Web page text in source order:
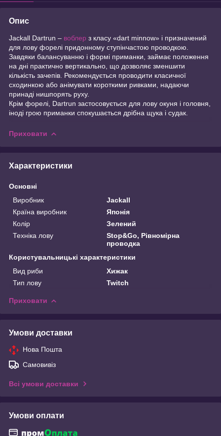
Опис
Jackall Dartrun – воблер з класу «dart minnow» і призначений
для лову форелі придонному ступінчастою проводкою.
Завдяки балансуванню і формі приманки, займає положення
на дні практично вертикально, що дозволяє зменшити
кількість зачепів. Рекомендується проводити класичної
сходинкою або анімувати короткими ривками, надаючи
принаді нишпорять руху.
Крім форелі, Dartrun застосовується для лову окуня і головня,
іноді грою приманки спокушається дрібна щука і судак.
Приховати
Характеристики
Основні
Виробник
Jackall
Країна виробник
Японія
Колір
Зелений
Техніка лову
Stop&Go, Рівномірна
проводка
Користувальницькі характеристики
Вид риби
Хижак
Тип лову
Twitch
Приховати
Умови доставки
Нова Пошта
Самовивіз
Всі умови доставки
Умови оплати